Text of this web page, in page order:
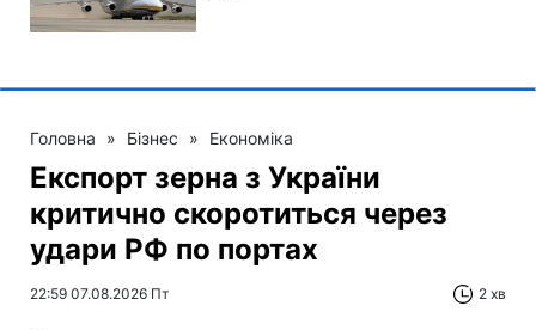
Головна » Бізнес » Економіка
Експорт зерна з України
критично скоротиться через
удари РФ по портах
22:59 07.08.2026 Пт 2 хв